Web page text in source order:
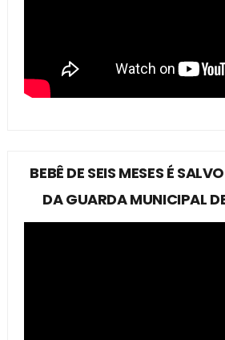
BEBÊ DE SEIS MESES É
DA GUARDA MUNICIPAL